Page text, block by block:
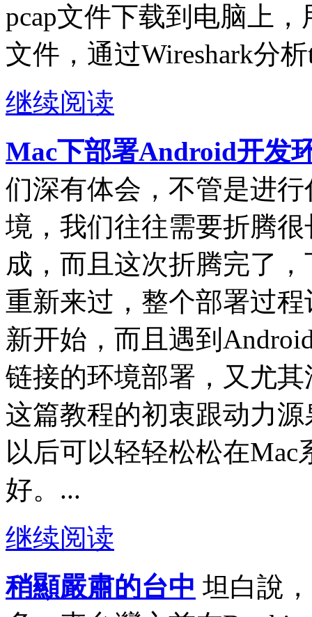
pcap文件下载到电脑上，
文件，通过Wireshark分
继续阅读
Mac下部署Android开发
们深有体会，不管是进
境，我们往往需要折腾
成，而且这次折腾完了
重新来过，整个部署过
新开始，而且遇到
链接的环境部署，又尤
这篇教程的初衷跟动力
以后可以轻轻松松在
好。...
继续阅读
稍顯嚴肅的台中 坦白說